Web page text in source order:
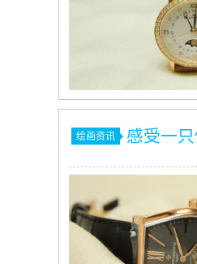
绘画资讯 感受一